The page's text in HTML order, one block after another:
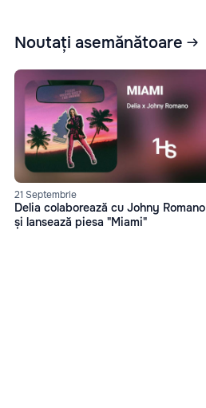
Noutați asemănătoare
21 Septembrie
Delia colaborează cu Johny Romano
și lansează piesa "Miami"